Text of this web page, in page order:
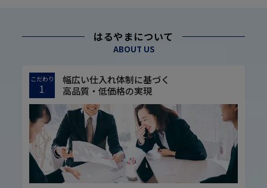
はるやまについて
ABOUT US
こだわり
1
幅広い仕入れ体制に基づく
高品質・低価格の実現